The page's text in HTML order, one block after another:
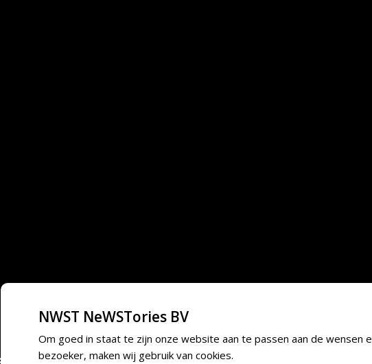
NWST NeWSTories BV
Om goed in staat te zijn onze website aan te passen aan de wensen
bezoeker, maken wij gebruik van cookies.